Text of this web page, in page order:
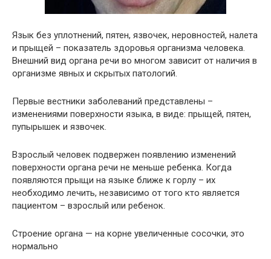
Язык без уплотнений, пятен, язвочек, неровностей, налета
и прыщей – показатель здоровья организма человека.
Внешний вид органа речи во многом зависит от наличия в
организме явных и скрытых патологий.
Первые вестники заболеваний представлены –
изменениями поверхности языка, в виде: прыщей, пятен,
пупырышек и язвочек.
Взрослый человек подвержен появлению изменений
поверхности органа речи не меньше ребенка. Когда
появляются прыщи на языке ближе к горлу – их
необходимо лечить, независимо от того кто является
пациентом – взрослый или ребенок.
Строение органа — на корне увеличенные сосочки, это
нормально